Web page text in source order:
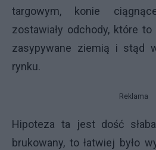
targowym, konie
zostawiały odchody, które to
zasypywane ziemią i stąd
rynku.
Reklama
Hipoteza ta jest dość
brukowany, to łatwiej było